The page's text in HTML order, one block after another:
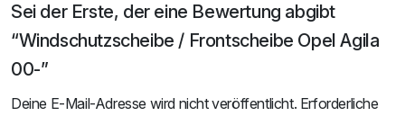
Sei der Erste, der eine Bewertung abgibt
“Windschutzscheibe / Frontscheibe Opel Agila
00-”
Deine E-Mail-Adresse wird nicht veröffentlicht. Erforderliche